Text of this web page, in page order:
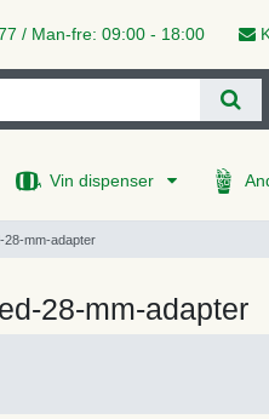
/ Man-fre: 09:00 - 18:00
Vin dispenser
mm-adapter
28-mm-adapter